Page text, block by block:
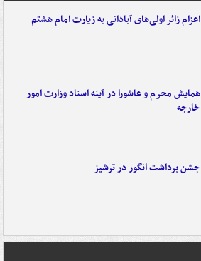
اعزام زائر اولی‌های آبادانی به زیارت امام هشتم
همایش محرم و عاشورا در آینه اسناد وزارت امور
خارجه
جشن برداشت انگور در ترشیز